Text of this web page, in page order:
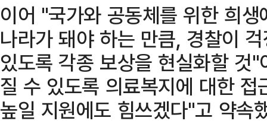
이어 "국가와 공동체를 위한 희
나라가 돼야 하는 만큼, 경찰이
있도록 각종 보상을 현실화할 것
질 수 있도록 의료복지에 대한
높일 지원에도 힘쓰겠다"고 약속